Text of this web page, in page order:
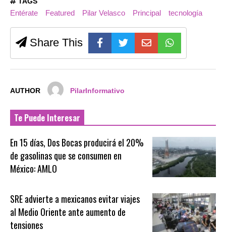
Entérate Featured Pilar Velasco Principal tecnología
Share This
AUTHOR PilarInformativo
Te Puede Interesar
En 15 días, Dos Bocas producirá el 20%
de gasolinas que se consumen en
México: AMLO
SRE advierte a mexicanos evitar viajes
al Medio Oriente ante aumento de
tensiones